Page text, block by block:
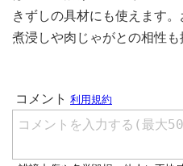
きずしの具材にも使えます
煮浸しや肉じゃがとの相性も